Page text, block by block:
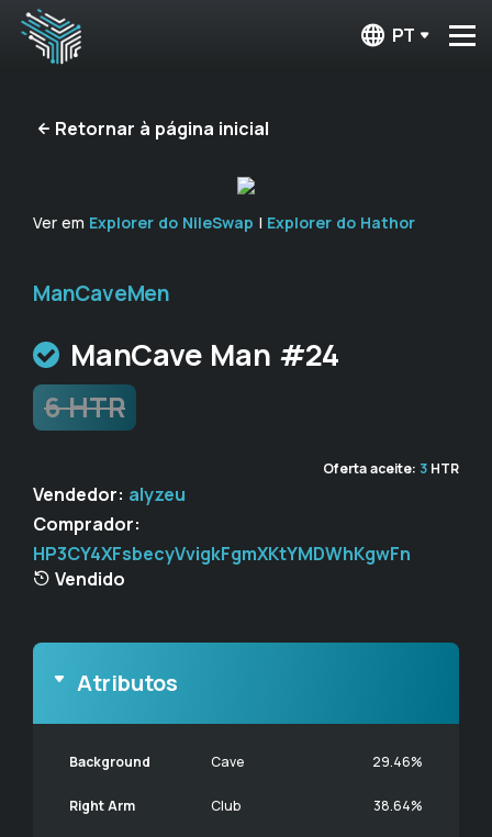
PT
Retornar à página inicial
Ver em Explorer do NileSwap | Explorer do Hathor
ManCaveMen
ManCave Man #24
6 HTR
Oferta aceite: 3 HTR
Vendedor: alyzeu
Comprador:
HP3CY4XFsbecyVvigkFgmXKtYMDWhKgwFn
Vendido
Atributos
Background Cave 29.46%
Right Arm Club 38.64%